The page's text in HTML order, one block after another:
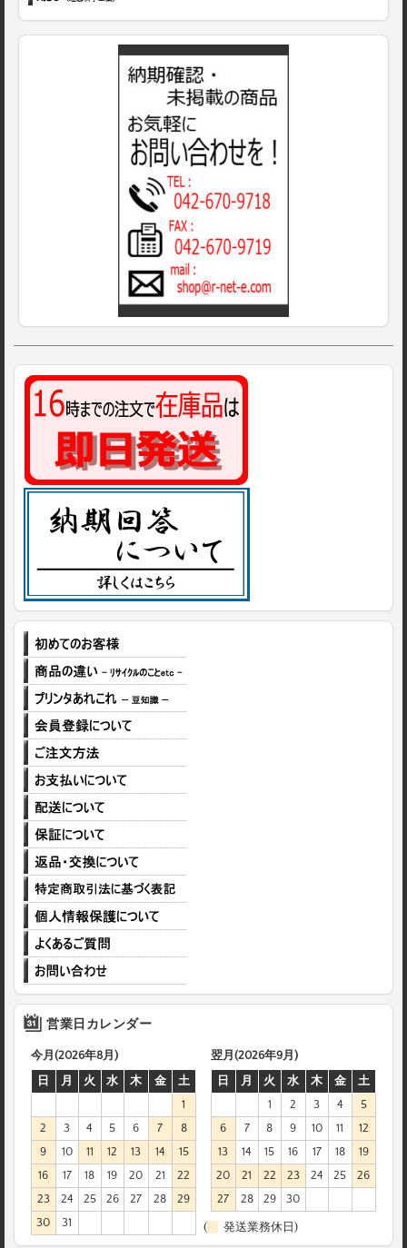
営業日カレンダー
今月(2026年8月)
日
月 火 水 木 金
土
1
2
3 4 5 6 7
8
9
10 11 12 13 14
15
16
17 18 19 20 21
22
23
24 25 26 27 28
29
30
31
翌月(2026年9月)
日
月 火 水 木 金
土
1
2 3 4
5
6
7 8 9 10 11
12
13
14 15 16 17 18
19
20
21 22 23 24 25
26
27
28 29 30
( 発送業務休日)